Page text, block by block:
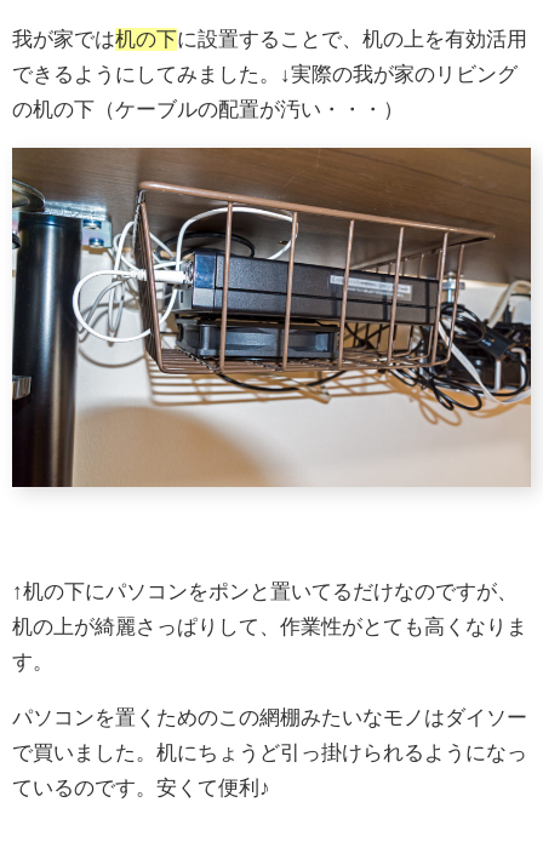
我が家では机の下に設置することで、机の上を有効活用
できるようにしてみました。↓実際の我が家のリビング
の机の下（ケーブルの配置が汚い・・・）
↑机の下にパソコンをポンと置いてるだけなのですが、
机の上が綺麗さっぱりして、作業性がとても高くなりま
す。
パソコンを置くためのこの網棚みたいなモノはダイソー
で買いました。机にちょうど引っ掛けられるようになっ
ているのです。安くて便利♪